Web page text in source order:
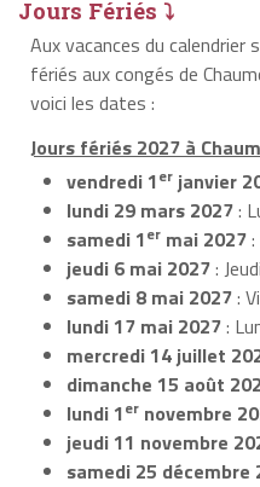
Jours Fériés ⤵
Aux vacances du calendrier
fériés aux congés de
voici les dates :
Jours fériés 2027 à
vendredi 1er janvier
lundi 29 mars 2027:
samedi 1er mai 2027
jeudi 6 mai 2027:
samedi 8 mai 2027:
lundi 17 mai 2027:
mercredi 14 juillet
dimanche 15 août
lundi 1er novembre
jeudi 11 novembre
samedi 25 décembre